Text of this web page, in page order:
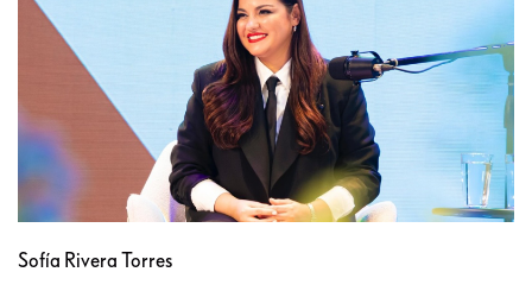
Sofía Rivera Torres